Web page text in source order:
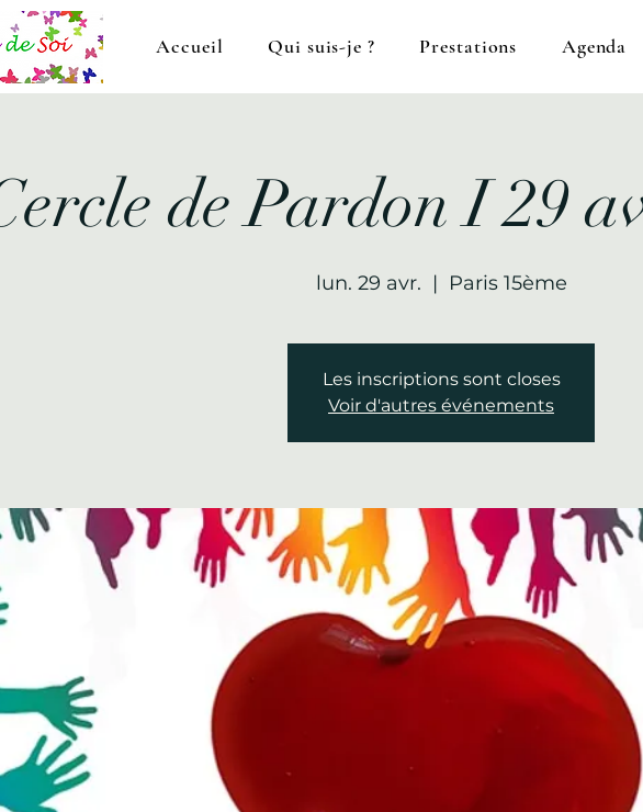
Accueil Qui suis-je ? Prestations Agenda
de Pardon I 29
lun. 29 avr.
  |
Paris 15ème
Les inscriptions sont closes
Voir d'autres événements